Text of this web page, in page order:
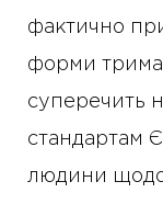
фактично
форми
суперечить
стандартам
людини щодо